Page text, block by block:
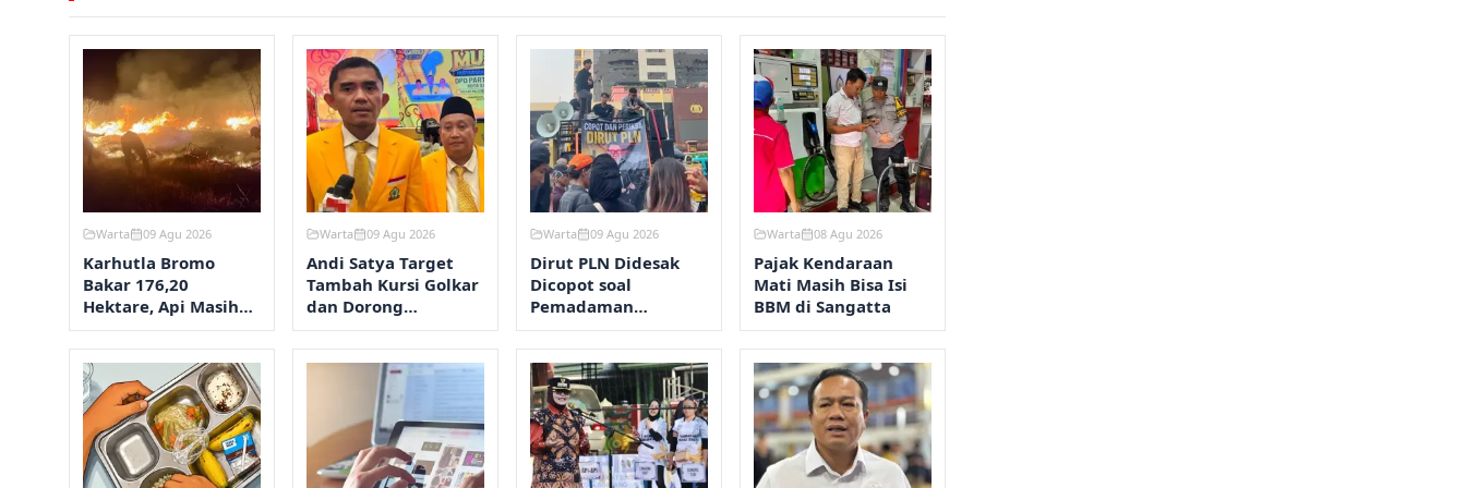
Warta 09 Agu 2026
Karhutla Bromo
Bakar 176,20
Hektare, Api Masih
Dipadamkan
Warta 09 Agu 2026
Andi Satya Target
Tambah Kursi Golkar
dan Dorong
Legislator Muda di
Samarinda
Warta 09 Agu 2026
Dirut PLN Didesak
Dicopot soal
Pemadaman
Kalimantan-
Sumatera
Warta 08 Agu 2026
Pajak Kendaraan
Mati Masih Bisa Isi
BBM di Sangatta